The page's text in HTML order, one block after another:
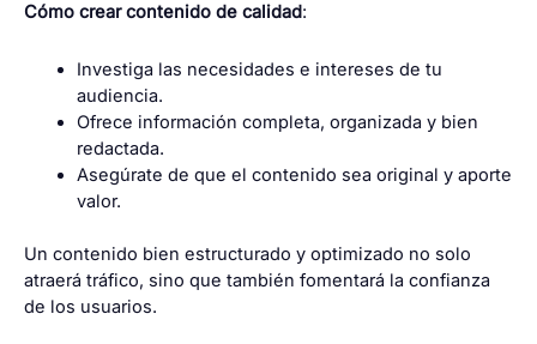
Cómo crear contenido de calidad:
Investiga las necesidades e intereses de tu
audiencia.
Ofrece información completa, organizada y bien
redactada.
Asegúrate de que el contenido sea original y aporte
valor.
Un contenido bien estructurado y optimizado no solo
atraerá tráfico, sino que también fomentará la confianza
de los usuarios.